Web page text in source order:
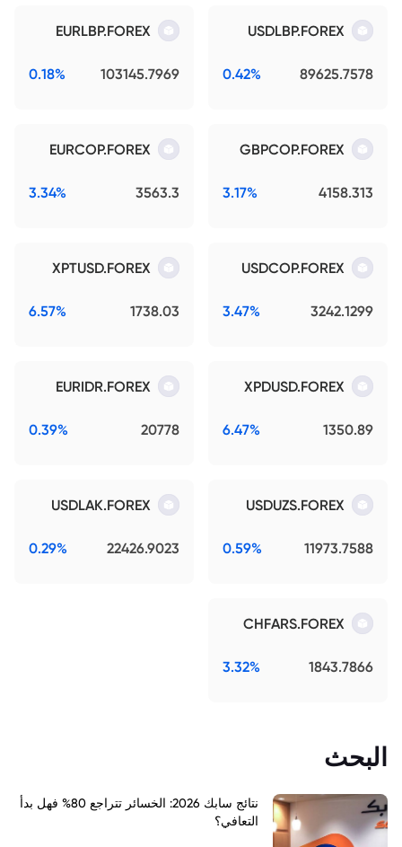
USDLBP.FOREX
89625.7578
0.42%
EURLBP.FOREX
103145.7969
0.18%
GBPCOP.FOREX
4158.313
3.17%
EURCOP.FOREX
3563.3
3.34%
USDCOP.FOREX
3242.1299
3.47%
XPTUSD.FOREX
1738.03
6.57%
XPDUSD.FOREX
1350.89
6.47%
EURIDR.FOREX
20778
0.39%
USDUZS.FOREX
11973.7588
0.59%
USDLAK.FOREX
22426.9023
0.29%
CHFARS.FOREX
1843.7866
3.32%
البحث
نتائج سابك 2026: الخسائر تتراجع 80% فهل بدأ
التعافي؟